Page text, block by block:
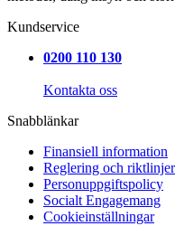
Kundservice
0200 110 130
Kontakta oss
Snabblänkar
Finansiell information
Reglering och riktlinjer
Personuppgiftspolicy
Socialt Engagemang
Cookieinställningar